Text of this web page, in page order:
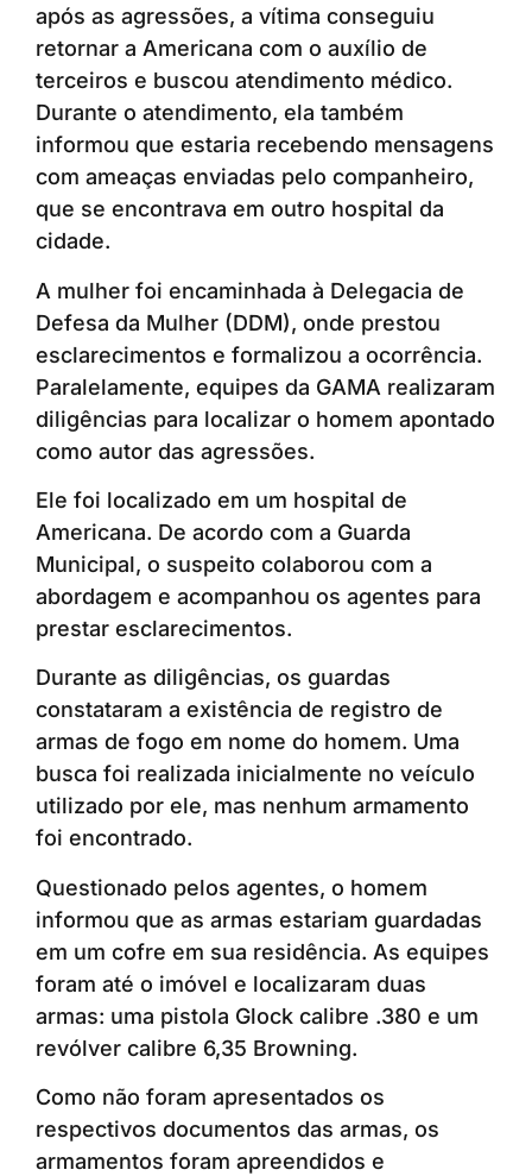
após as agressões, a vítima conseguiu
retornar a Americana com o auxílio de
terceiros e buscou atendimento médico.
Durante o atendimento, ela também
informou que estaria recebendo mensagens
com ameaças enviadas pelo companheiro,
que se encontrava em outro hospital da
cidade.
A mulher foi encaminhada à Delegacia de
Defesa da Mulher (DDM), onde prestou
esclarecimentos e formalizou a ocorrência.
Paralelamente, equipes da GAMA realizaram
diligências para localizar o homem apontado
como autor das agressões.
Ele foi localizado em um hospital de
Americana. De acordo com a Guarda
Municipal, o suspeito colaborou com a
abordagem e acompanhou os agentes para
prestar esclarecimentos.
Durante as diligências, os guardas
constataram a existência de registro de
armas de fogo em nome do homem. Uma
busca foi realizada inicialmente no veículo
utilizado por ele, mas nenhum armamento
foi encontrado.
Questionado pelos agentes, o homem
informou que as armas estariam guardadas
em um cofre em sua residência. As equipes
foram até o imóvel e localizaram duas
armas: uma pistola Glock calibre .380 e um
revólver calibre 6,35 Browning.
Como não foram apresentados os
respectivos documentos das armas, os
armamentos foram apreendidos e